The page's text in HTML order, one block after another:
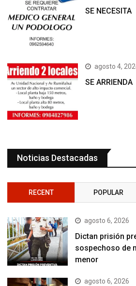
SE NECESITA
agosto 4,
SE ARRIENDA
Noticias Destacadas
RECENT POPULAR
agosto 6, 2026
Dictan prisión
sospechoso de
menor
agosto 6, 2026